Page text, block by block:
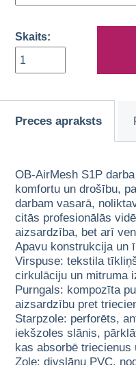
Skaits:
Preces apraksts
OB-AirMesh S1P
komfortu un drošību,
darbam vasarā,
citās profesionālās
aizsardzība, bet arī
Apavu konstrukcija un
Virspuse: tekstila
cirkulāciju un mitruma
Purngals: kompozīta
aizsardzību pret
Starpzole: perforēts,
iekšzoles slānis,
kas absorbē triecienus
Zole: divslāņu PVC,